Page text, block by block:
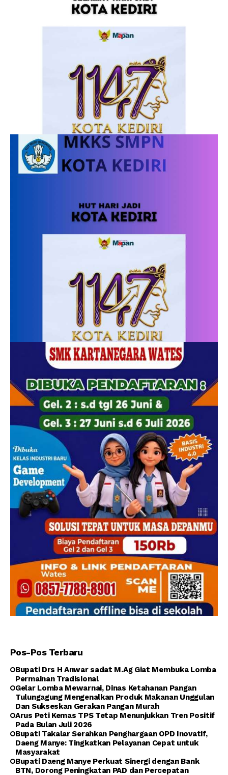
Pos-Pos Terbaru
Bupati Drs H Anwar sadat M.Ag Giat Membuka Lomba
Permainan Tradisional
Gelar Lomba Mewarnai, Dinas Ketahanan Pangan
Tulungagung Mengenalkan Produk Makanan Unggulan
Dan Sukseskan Gerakan Pangan Murah
Arus Peti Kemas TPS Tetap Menunjukkan Tren Positif
Pada Bulan Juli 2026
Bupati Takalar Serahkan Penghargaan OPD Inovatif,
Daeng Manye: Tingkatkan Pelayanan Cepat untuk
Masyarakat
Bupati Daeng Manye Perkuat Sinergi dengan Bank
BTN, Dorong Peningkatan PAD dan Percepatan